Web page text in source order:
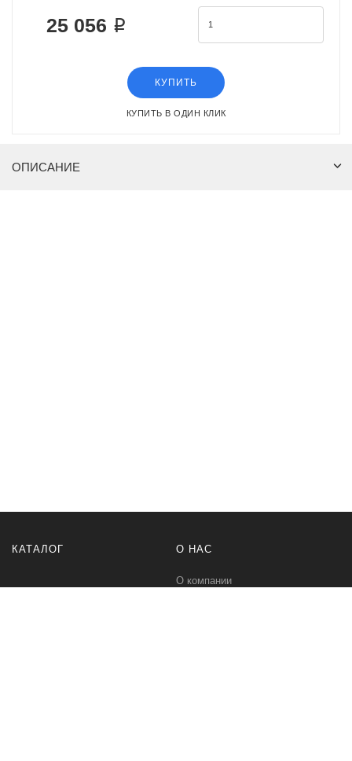
25 056 ₽
КУПИТЬ
КУПИТЬ В ОДИН КЛИК
ОПИСАНИЕ
КАТАЛОГ О НАС
О компании